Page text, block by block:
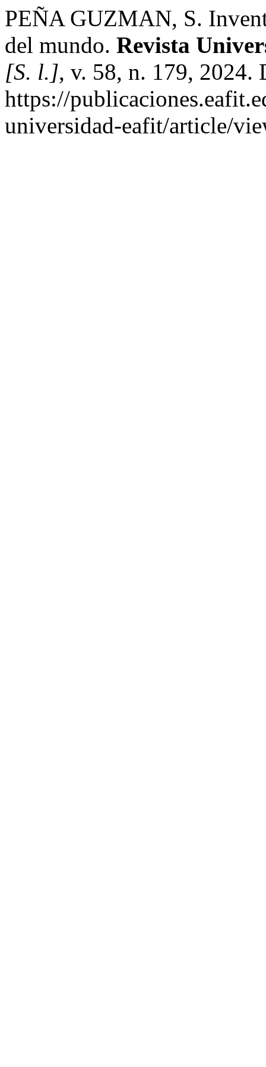
PEÑA GUZMAN, S.
del mundo. Revista
[S. l.], v. 58, n. 179, 2024.
https://
universidad-eafit/article/